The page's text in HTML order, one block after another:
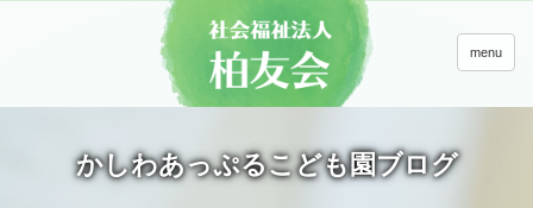
menu
かしわあっぷるこども園ブログ